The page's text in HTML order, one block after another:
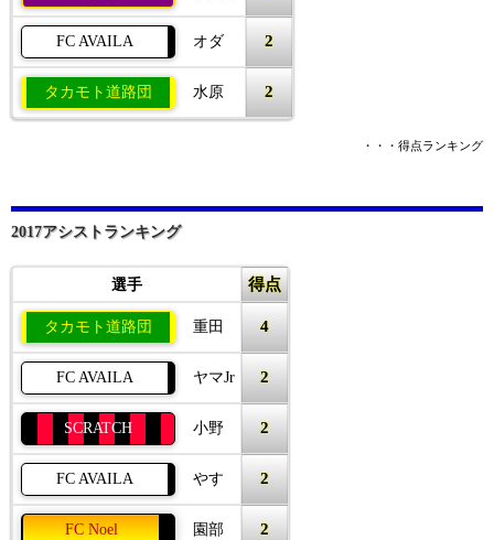
FC AVAILA オダ 2
タカモト道路団 水原 2
・・・得点ランキング
2017アシストランキング
選手 得点
タカモト道路団 重田 4
FC AVAILA ヤマJr 2
SCRATCH 小野 2
FC AVAILA やす 2
FC Noel 園部 2